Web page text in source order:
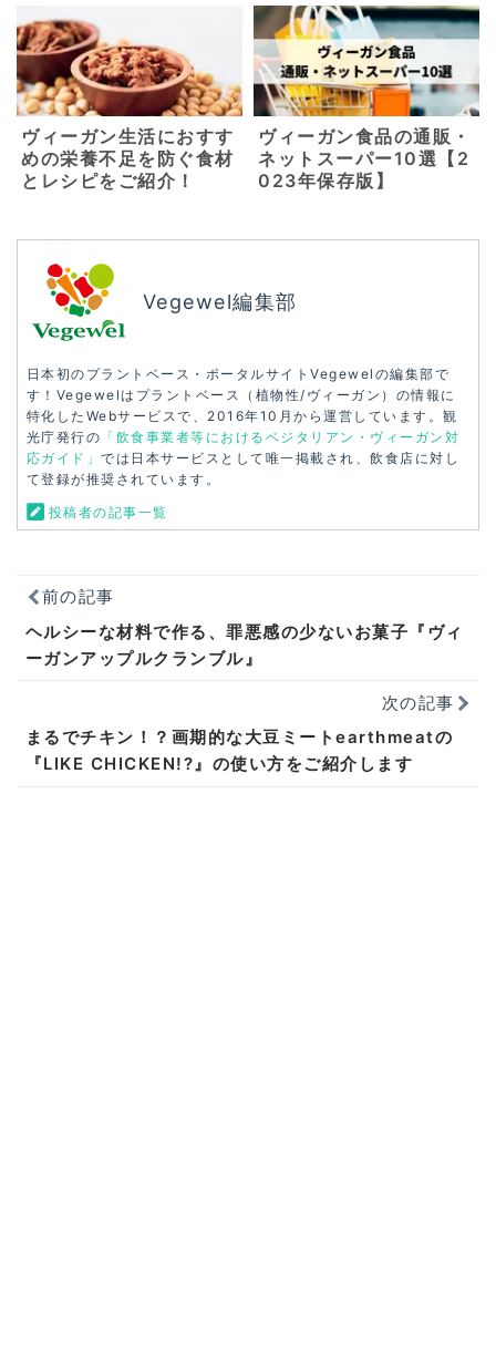
ヴィーガン生活におすす
めの栄養不足を防ぐ食材
とレシピをご紹介！
ヴィーガン食品の通販・
ネットスーパー10選【2
023年保存版】
Vegewel編集部
日本初のプラントベース・ポータルサイトVegewelの編集部で
す！Vegewelはプラントベース（植物性/ヴィーガン）の情報に
特化したWebサービスで、2016年10月から運営しています。観
光庁発行の 「飲食事業者等におけるベジタリアン・ヴィーガン対
応ガイド」 では日本サービスとして唯一掲載され、飲食店に対し
て登録が推奨されています。
投稿者の記事一覧
前の記事
ヘルシーな材料で作る、罪悪感の少ないお菓子『ヴィ
ーガンアップルクランブル』
次の記事
まるでチキン！？画期的な大豆ミートearthmeatの
『LIKE CHICKEN!?』の使い方をご紹介します